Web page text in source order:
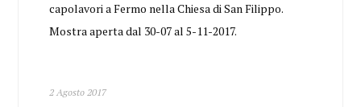
capolavori a Fermo nella Chiesa di San Filippo.
Mostra aperta dal 30-07 al 5-11-2017.
2 Agosto 2017